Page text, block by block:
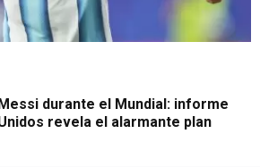
durante el Mundial: informe
revela el alarmante plan